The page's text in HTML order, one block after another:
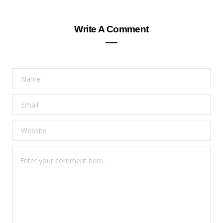
Write A Comment